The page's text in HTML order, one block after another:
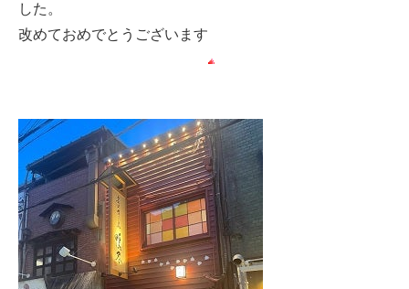
した。
改めておめでとうございます